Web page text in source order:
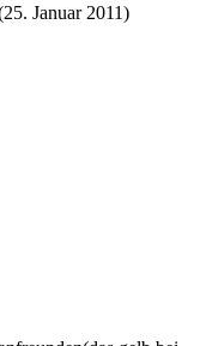
25. Januar 2011)